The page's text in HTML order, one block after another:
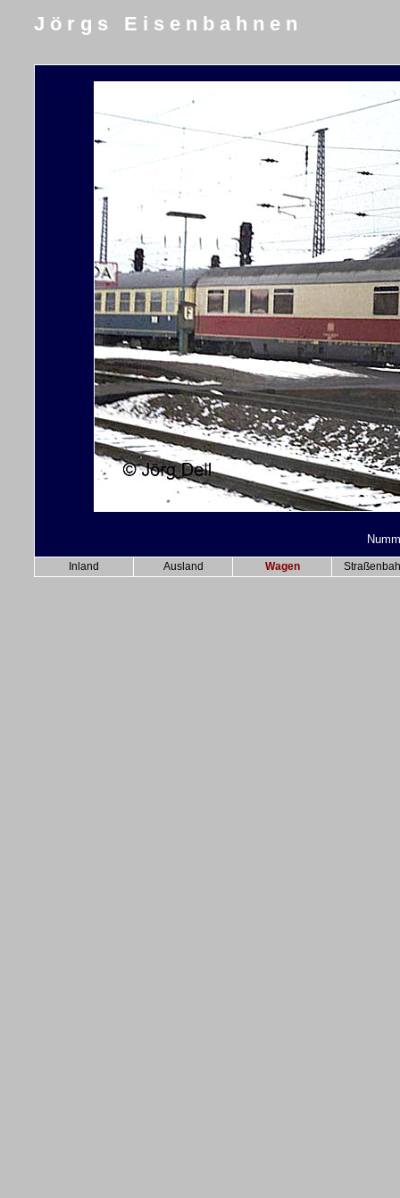
J ö r g s E i s e n b a h n e n
Inland Ausland Wagen